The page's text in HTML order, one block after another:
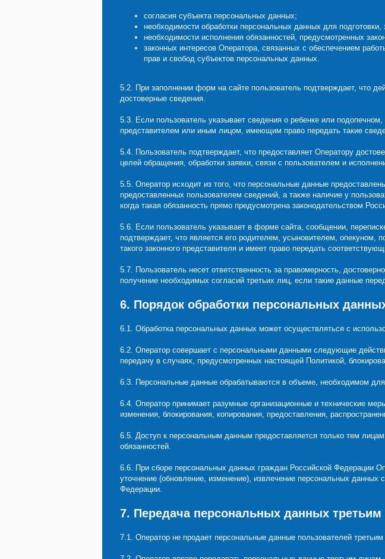
согласия субъекта персональных данных;
необходимости обработки персональных данных для
необходимости исполнения обязанностей, предусмотренных
законных интересов Оператора, связанных с обеспечением
прав и свобод субъектов персональных данных.
5.2. При заполнении форм на сайте пользователь подтверждает, что
достоверные сведения.
5.3. Если пользователь указывает сведения о ребенке или
представителем или иным лицом, имеющим право передать такие
5.4. Пользователь подтверждает, что предоставляет Оператору
целей обращения, обработки заявки, связи с пользователем и
5.5. Оператор исходит из того, что персональные данные
предоставленных пользователем сведений, а также наличие у
когда такая обязанность прямо предусмотрена законодательством
5.6. Если пользователь указывает в форме сайта, сообщении,
подтверждает, что является его родителем, усыновителем, опекуном,
такого законного представителя и имеет право передать
5.7. Пользователь несет ответственность за правомерность,
получение необходимых согласий третьих лиц, если такие данные
6. Порядок обработки персональных
6.1. Обработка персональных данных может осуществляться с
6.2. Оператор совершает с персональными данными следующие
передачу в случаях, предусмотренных настоящей Политикой,
6.3. Персональные данные обрабатываются в объеме, необходимом
6.4. Оператор принимает разумные организационные и технические
изменения, блокирования, копирования, предоставления,
6.5. Доступ к персональным данным предоставляется только тем
обязанностей.
6.6. При сборе персональных данных граждан Российской Федерации
уточнение (обновление, изменение), извлечение персональных
Федерации.
7. Передача персональных данных
7.1. Оператор не продает персональные данные пользователей